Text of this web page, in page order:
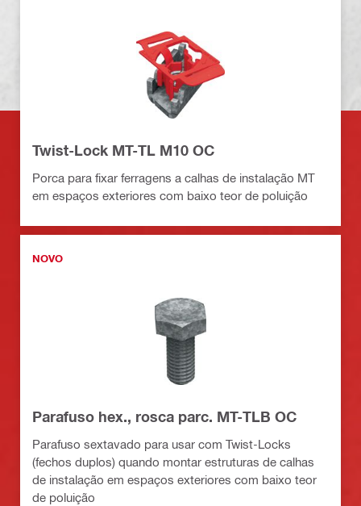
Twist-Lock MT-TL M10 OC
Porca para fixar ferragens a calhas de instalação MT
em espaços exteriores com baixo teor de poluição
NOVO
Parafuso hex., rosca parc. MT-TLB OC
Parafuso sextavado para usar com Twist-Locks
(fechos duplos) quando montar estruturas de calhas
de instalação em espaços exteriores com baixo teor
de poluição